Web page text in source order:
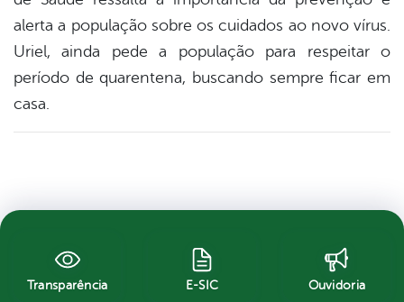
alerta a população sobre os cuidados ao novo vírus.
Uriel, ainda pede a população para respeitar o
período de quarentena, buscando sempre ficar em
casa.
Transparência E-SIC Ouvidoria